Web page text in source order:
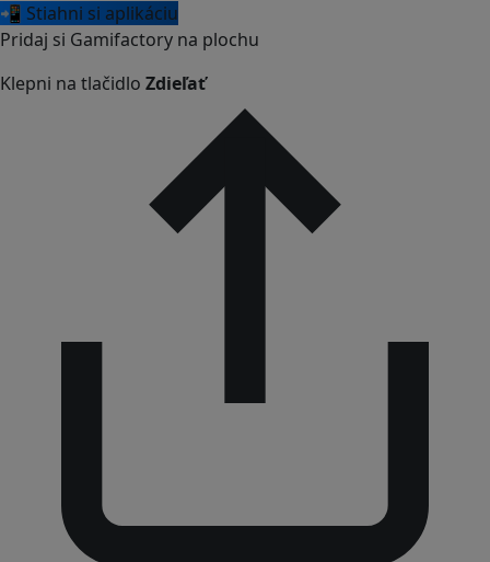
📲 Stiahni si aplikáciu
Pridaj si Gamifactory na plochu
Klepni na tlačidlo Zdieľať